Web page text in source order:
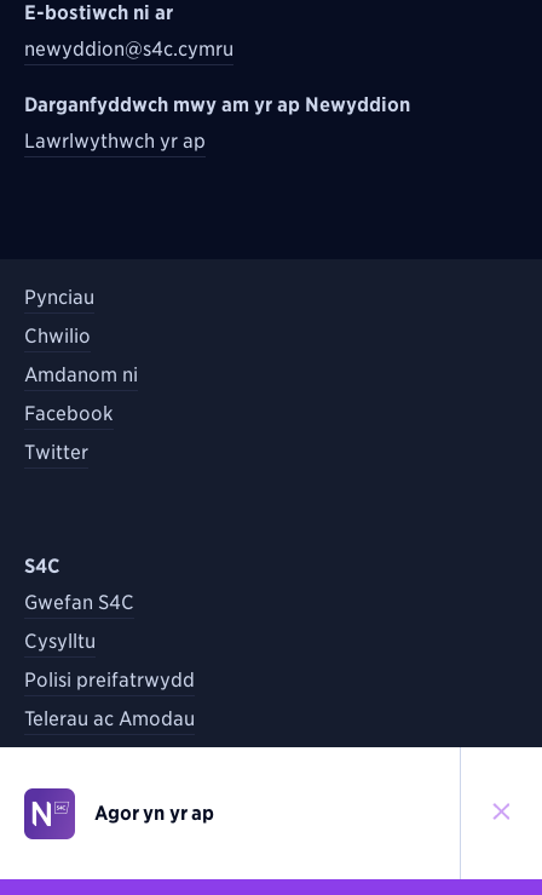
E-bostiwch ni ar
newyddion@s4c.cymru
Darganfyddwch mwy am yr ap Newyddion
Lawrlwythwch yr ap
Pynciau
Chwilio
Amdanom ni
Facebook
Twitter
S4C
Gwefan S4C
Cysylltu
Polisi preifatrwydd
Telerau ac Amodau
Yn ôl i'r brig
Agor yn yr ap